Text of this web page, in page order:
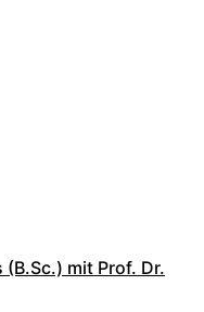
mit Prof. Dr.